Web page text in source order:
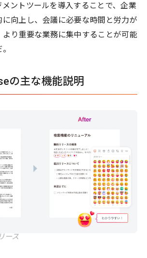
ントツールを導入することで、企業
向上し、会議に必要な時間と労力が
より重要な業務に集中することが可能
の主な機能説明
ース